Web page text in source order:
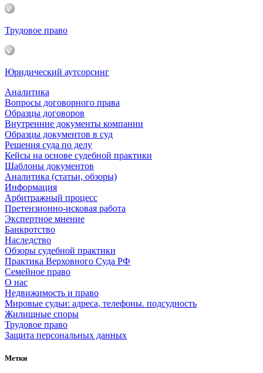
Трудовое право
Юридический аутсорсинг
Аналитика
Вопросы договорного права
Образцы договоров
Внутренние документы компании
Образцы документов в суд
Решения суда по делу
Кейсы на основе судебной практики
Шаблоны документов
Аналитика (статьи, обзоры)
Информация
Арбитражный процесс
Претензионно-исковая работа
Экспертное мнение
Банкротство
Наследство
Обзоры судебной практики
Практика Верховного Суда РФ
Семейное право
О нас
Недвижимость и право
Мировые судьи: адреса, телефоны. подсудность
Жилищные споры
Трудовое право
Защита персональных данных
Метки